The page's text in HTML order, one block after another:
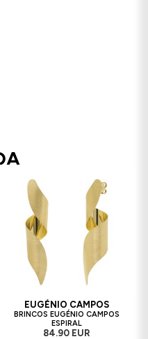
EUGÉNIO CAMPOS
BRINCOS EUGÉNIO CAMPOS
ESPIRAL
84.90 EUR